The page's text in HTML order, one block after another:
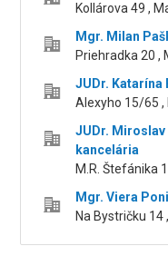
Kollárova 49 ,
Mgr. Milan
Priehradka 20 ,
JUDr. Katarína
Alexyho 15/65 ,
JUDr.
kancelária
M.R. Štefánika
Mgr. Viera
Na Bystričku 14